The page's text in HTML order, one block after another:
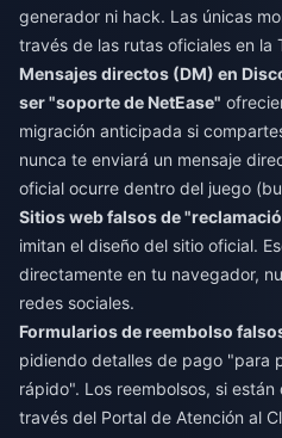
generador ni hack. Las únicas
través de las rutas oficiales en la
Mensajes directos (DM) en
ser "soporte de NetEase"
migración anticipada si
nunca te enviará un mensaje
oficial ocurre dentro del juego
Sitios web falsos de
imitan el diseño del sitio oficial.
directamente en tu navegador,
redes sociales.
Formularios de reembolso
pidiendo detalles de pago "para
rápido". Los reembolsos, si
través del Portal de Atención al